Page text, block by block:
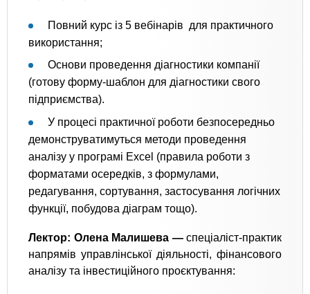
Повний курс із 5 вебінарів для практичного
використання;
Основи проведення діагностики компанії
(готову форму-шаблон для діагностики свого
підприємства).
У процесі практичної роботи безпосередньо
демонструватимуться методи проведення
аналізу у програмі Excel (правила роботи з
форматами осередків, з формулами,
редагування, сортування, застосування логічних
функції, побудова діаграм тощо).
Лектор: Олена Малишева — спеціаліст-практик
напрямів управлінської діяльності, фінансового
аналізу та інвестиційного проєктування: